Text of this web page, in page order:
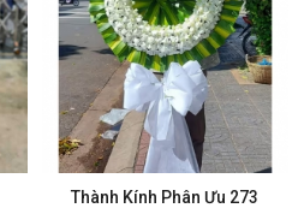
Thành Kính Phân Ưu 273
Mua ngay